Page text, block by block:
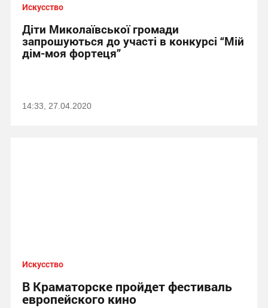
Искусство
Діти Миколаївської громади
запрошуються до участі в конкурсі “Мій
дім-моя фортеця”
14:33, 27.04.2020
Искусство
В Краматорске пройдет фестиваль
европейского кино